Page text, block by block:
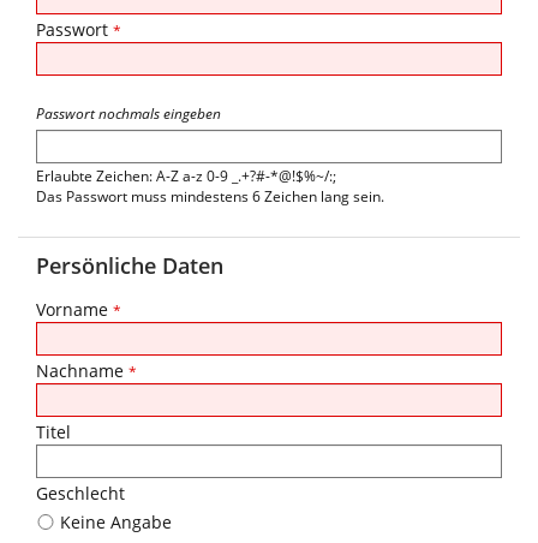
Passwort *
Passwort nochmals eingeben
Erlaubte Zeichen: A-Z a-z 0-9 _.+?#-*@!$%~/:;
Das Passwort muss mindestens 6 Zeichen lang sein.
Persönliche Daten
Vorname *
Nachname *
Titel
Geschlecht
Keine Angabe